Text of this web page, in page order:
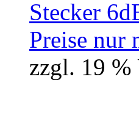
Preise nur
zzgl. 19